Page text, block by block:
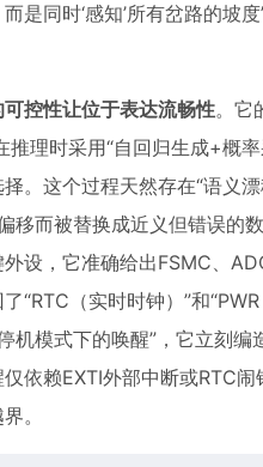
是同时‘感知’所有岔路的坡
控性让位于表达流畅性。它
理时采用“自回归生成+概
。这个过程天然存在“语义
移而被替换成近义但错误的
设，它准确给出FSMC、
“RTC（实时时钟）”和
机模式下的唤醒”，它立刻
赖EXTI外部中断或RTC闹
。